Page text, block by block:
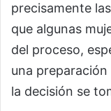
precisamente
que algunas
del proceso,
una
la decisión se